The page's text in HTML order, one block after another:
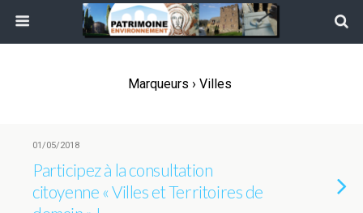
Marqueurs › Villes
01/05/2018
Participez à la consultation
citoyenne « Villes et Territoires de